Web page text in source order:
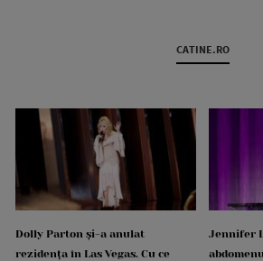
CATINE.RO
Dolly Parton și-a anulat
rezidența în Las Vegas. Cu ce
Jennifer